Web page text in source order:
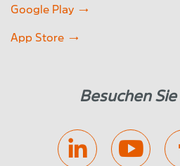
Google Play
App Store
Besuchen